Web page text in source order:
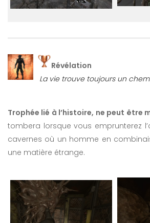
Révélation
La vie trouve toujours un
Trophée lié à l’histoire, ne peut être
tombera lorsque vous emprunterez
cavernes où un homme en
une matière étrange.